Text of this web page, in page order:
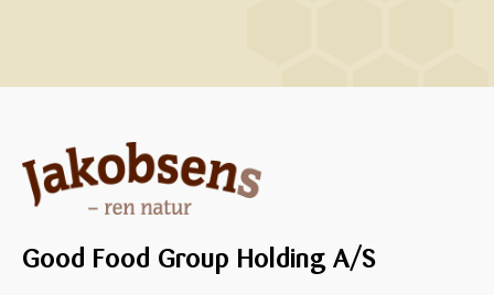
Good Food Group Holding A/S